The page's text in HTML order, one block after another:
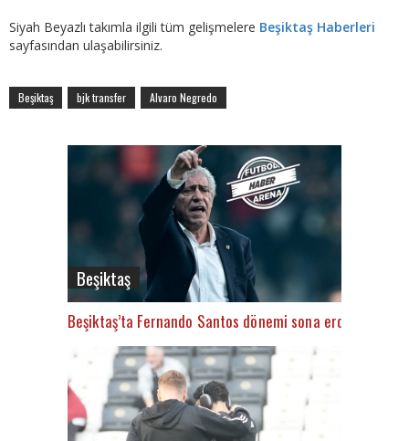
Siyah Beyazlı takımla ilgili tüm gelişmelere Beşiktaş Haberleri
sayfasından ulaşabilirsiniz.
Beşiktaş bjk transfer Alvaro Negredo
Beşiktaş
Beşiktaş’ta Fernando Santos dönemi sona erdi